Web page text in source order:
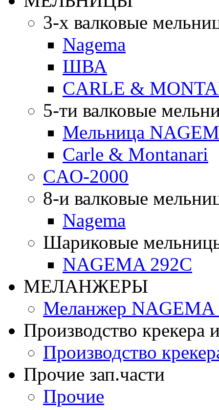
3-х валковые
Nagema
ШВА
CARLE &
5-ти валковые
Мельница
Carle & Montanari
CAO-2000
8-и валковые
Nagema
Шариковые
NAGEMA 292C
МЕЛАНЖЕРЫ
Меланжер NAGEMA
Производство крекера
Производство
Прочие зап.части
Прочие